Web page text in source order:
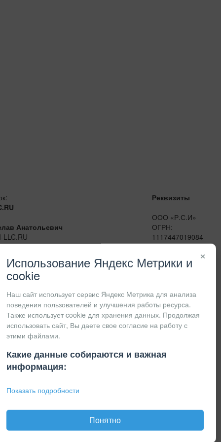
Анатольевич
LLC.RU
Реквизиты
ООО «Р.С.И»
ОГРН:
1117447019084
ИНН:
КПП:
×
Использование Яндекс Метрики и
cookie
Наш сайт использует сервис Яндекс Метрика для анализа
поведения пользователей и улучшения работы ресурса.
Также использует cookie для хранения данных. Продолжая
использовать сайт, Вы даете свое согласие на работу с
этими файлами.
Какие данные собираются и важная
информация:
Показать подробности
Понятно